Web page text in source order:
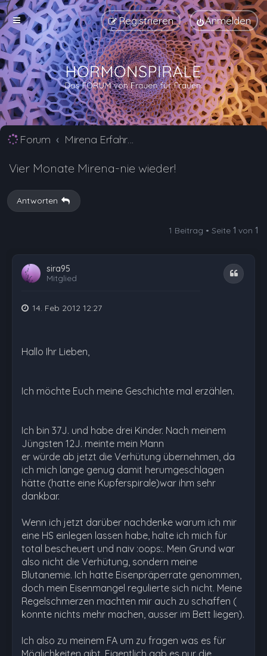
Anmelden
Registrieren
Forum Mirena Erfahrungsberichte und Nebenwirkungen
Vier Monate Mirena-nie wieder!
Antworten
1 Beitrag • Seite 1 von 1
sira95
Mitglied
Zitat
14. Feb 2012 12:27
Hallo Ihr Lieben,
Ich möchte Euch meine Geschichte mal erzählen.
Ich bin 37J. und habe drei Kinder. Nach meinem
Jüngsten 12J. meinte mein Mann
er würde ab jetzt die Verhütung übernehmen, da
ich mich lange genug damit herumgeschlagen
hätte (hatte eine Kupferspirale)war ihm sehr
dankbar.
Wenn ich jetzt darüber nachdenke warum ich mir
eine HS einlegen lassen habe, halte ich mich für
total bescheuert und naiv :oops:. Mein Grund war
also nicht die Verhütung, sondern meine
Blutanemie. Ich hatte Eisenpräperrate genommen,
doch mein Eisenmangel regulierte sich nicht. Meine
Regelschmerzen machten mir auch zu schaffen (
konnte nichts mehr machen, ausser im Bett liegen).
Ich also zu meinem FA um zu fragen was es für
Möglichkeiten gibt. Eigentlich gab es nur die